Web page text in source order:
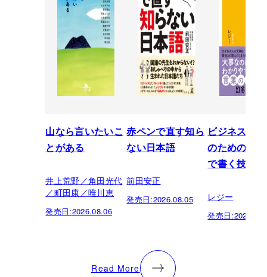
山なら言いたいこ
とがある
井上荒野／角田光代
／町田康／唯川恵
発売日:2026.08.06
赤ペンで直す知ら
ない日本語
前田安正
発売日:2026.08.05
ビジネスパ
のための「
で書く技術
レジー
発売日:
Read More